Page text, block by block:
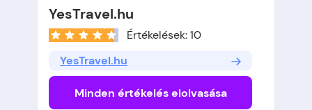
YesTravel.hu
Értékelések: 10
YesTravel.hu
Minden értékelés elolvasása